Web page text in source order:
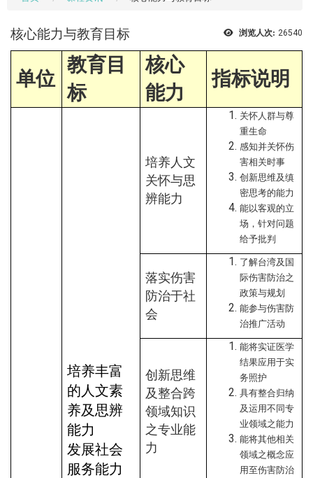
浏览人次: 26540
核心能力与教育目标
单位
教育目
标
核心
能力
指标说明
培养丰富
的人文素
养及思辨
能力
发展社会
服务能力
培养人文
关怀与思
辨能力
关怀人群与尊
重生命
感知并关怀伤
害相关时事
创新思维及缜
密思考的能力
能以客观的立
场，针对问题
给予批判
落实伤害
防治于社
会
了解台湾及国
际伤害防治之
政策与规划
能参与伤害防
治推广活动
创新思维
及整合跨
领域知识
之专业能
力
能将实证医学
结果应用于实
务照护
具有整合归纳
及运用不同专
业领域之能力
能将其他相关
领域之概念应
用至伤害防治